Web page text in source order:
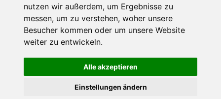
nutzen wir außerdem, um Ergebnisse zu
messen, um zu verstehen, woher unsere
Besucher kommen oder um unsere Website
weiter zu entwickeln.
Alle akzeptieren
Einstellungen ändern